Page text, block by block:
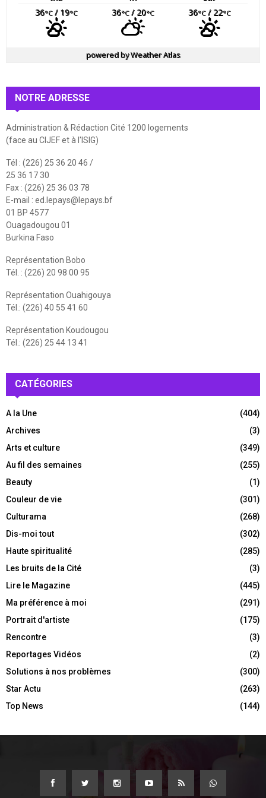
36°C/ 19°C 36°C/ 20°C 36°C/ 22°C
powered byWeather Atlas
NOTRE ADRESSE
Administration & Rédaction Cité 1200 logements
(face au CIJEF et à l'ISIG)
Tél : (226) 25 36 20 46 /
25 36 17 30
Fax : (226) 25 36 03 78
E-mail : ed.lepays@lepays.bf
01 BP 4577
Ouagadougou 01
Burkina Faso
Représentation Bobo
Tél. : (226) 20 98 00 95
Représentation Ouahigouya
Tél.: (226) 40 55 41 60
Représentation Koudougou
Tél.: (226) 25 44 13 41
CATÉGORIES
A la Une
(404)
Archives
(3)
Arts et culture
(349)
Au fil des semaines
(255)
Beauty
(1)
Couleur de vie
(301)
Culturama
(268)
Dis-moi tout
(302)
Haute spiritualité
(285)
Les bruits de la Cité
(3)
Lire le Magazine
(445)
Ma préférence à moi
(291)
Portrait d'artiste
(175)
Rencontre
(3)
Reportages Vidéos
(2)
Solutions à nos problèmes
(300)
Star Actu
(263)
Top News
(144)